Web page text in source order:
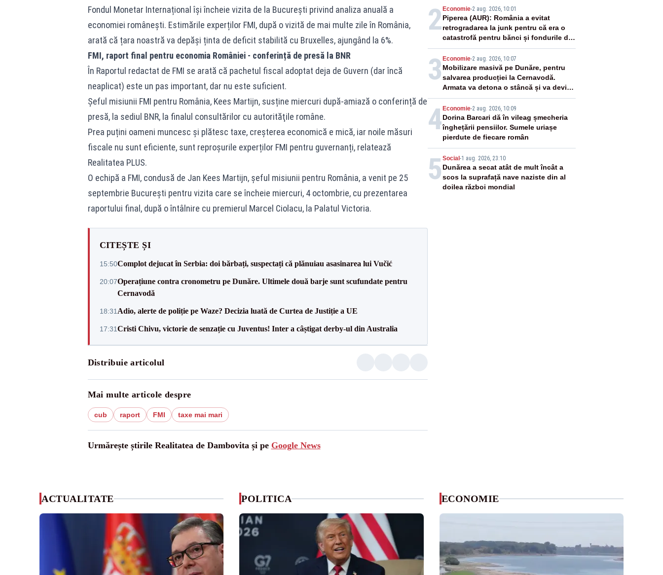
Fondul Monetar Internațional își încheie vizita de la București privind analiza anuală a
economiei românești. Estimările experților FMI, după o vizită de mai multe zile în România,
arată că țara noastră va depăși ținta de deficit stabilită cu Bruxelles, ajungând la 6%.
FMI, raport final pentru economia României - conferință de presă la BNR
În Raportul redactat de FMI se arată că pachetul fiscal adoptat deja de Guvern (dar încă
neaplicat) este un pas important, dar nu este suficient.
Șeful misiunii FMI pentru România, Kees Martijn, susține miercuri după-amiază o conferință de
presă, la sediul BNR, la finalul consultărilor cu autorităţile române.
Prea puțini oameni muncesc și plătesc taxe, creșterea economică e mică, iar noile măsuri
fiscale nu sunt eficiente, sunt reproșurile experților FMI pentru guvernanți, relatează
Realitatea PLUS.
O echipă a FMI, condusă de Jan Kees Martijn, şeful misiunii pentru România, a venit pe 25
septembrie Bucureşti pentru vizita care se încheie miercuri, 4 octombrie, cu prezentarea
raportului final, după o întâlnire cu premierul Marcel Ciolacu, la Palatul Victoria.
CITEȘTE ȘI
15:50Complot dejucat în Serbia: doi bărbați, suspectați că plănuiau asasinarea lui Vučić
20:07Operațiune contra cronometru pe Dunăre. Ultimele două barje sunt scufundate pentru
Cernavodă
18:31 Adio, alerte de poliție pe Waze? Decizia luată de Curtea de Justiție a UE
17:31Cristi Chivu, victorie de senzație cu Juventus! Inter a câștigat derby-ul din Australia
Distribuie articolul
Mai multe articole despre
cub raport FMI taxe mai mari
Urmărește știrile Realitatea de Dambovita și pe Google News
2 Economie-2 aug. 2026, 10:01
Piperea (AUR): România a evitat
retrogradarea la junk pentru că era o
catastrofă pentru bănci și fondurile de
pensii
3 Economie-2 aug. 2026, 10:07
Mobilizare masivă pe Dunăre, pentru
salvarea producției la Cernavodă.
Armata va detona o stâncă și va devia
apa fluviului - IMAGINI AERIENE
4 Economie-2 aug. 2026, 10:09
Dorina Barcari dă în vileag șmecheria
înghețării pensiilor. Sumele uriașe
pierdute de fiecare român
5 Social -1 aug. 2026, 23:10
Dunărea a secat atât de mult încât a
scos la suprafață nave naziste din al
doilea război mondial
ACTUALITATE POLITICA ECONOMIE